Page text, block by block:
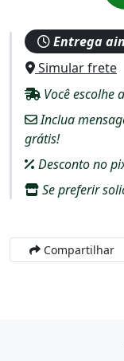
Entrega
Simular frete
Você escolhe
Inclua
grátis!
Desconto no
Se preferir
Compartilhar